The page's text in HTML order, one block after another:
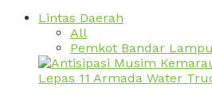
Lintas Daerah
All
Pemkot Bandar